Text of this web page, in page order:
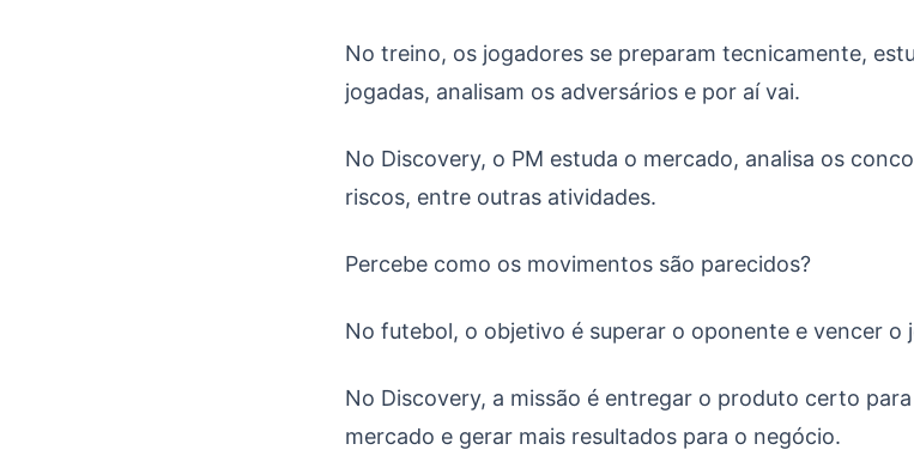
No treino, os jogadores se preparam tecnicamente,
jogadas, analisam os adversários e por aí vai.
No Discovery, o PM estuda o mercado, analisa os
riscos, entre outras atividades.
Percebe como os movimentos são parecidos?
No futebol, o objetivo é superar o oponente e vencer o
No Discovery, a missão é entregar o produto certo
mercado e gerar mais resultados para o negócio.